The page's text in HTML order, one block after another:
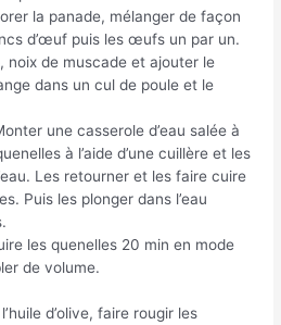
la panade, mélanger de façon
d’œuf puis les œufs un par un.
noix de muscade et ajouter le
dans un cul de poule et le
une casserole d’eau salée à
à l’aide d’une cuillère et les
Les retourner et les faire cuire
Puis les plonger dans l’eau
les quenelles 20 min en mode
de volume.
d’olive, faire rougir les